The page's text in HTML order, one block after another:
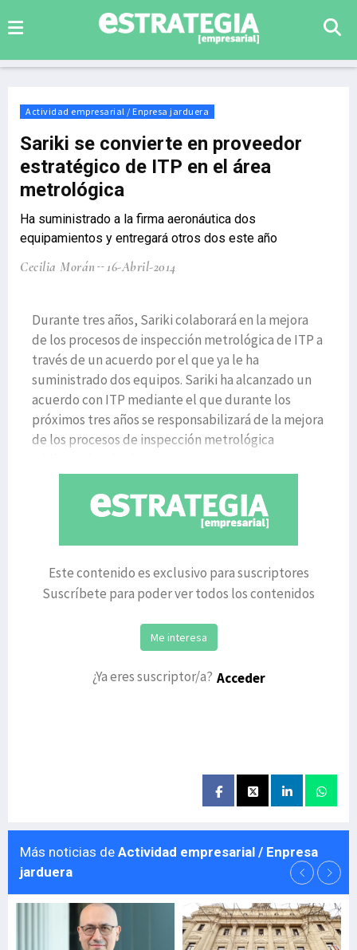
Actividad empresarial / Enpresa jarduera
Sariki se convierte en proveedor
estratégico de ITP en el área
metrológica
Ha suministrado a la firma aeronáutica dos
equipamientos y entregará otros dos este año
Cecilia Morán 16-Abril-2014
Durante tres años, Sariki colaborará en la mejora
de los procesos de inspección metrológica de ITP a
través de un acuerdo por el que ya le ha
suministrado dos equipos. Sariki ha alcanzado un
acuerdo con ITP mediante el que durante los
próximos tres años se responsabilizará de la mejora
de los procesos de inspección metrológica
Este contenido es exclusivo para suscriptores
Suscríbete para poder ver todos los contenidos
Me interesa
¿Ya eres suscriptor/a? Acceder
Más noticias de Actividad empresarial / Enpresa
jarduera